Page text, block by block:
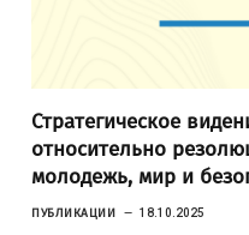
Стратегическое
относительно
молодежь, мир и
ПУБЛИКАЦИИ 18.10.2025